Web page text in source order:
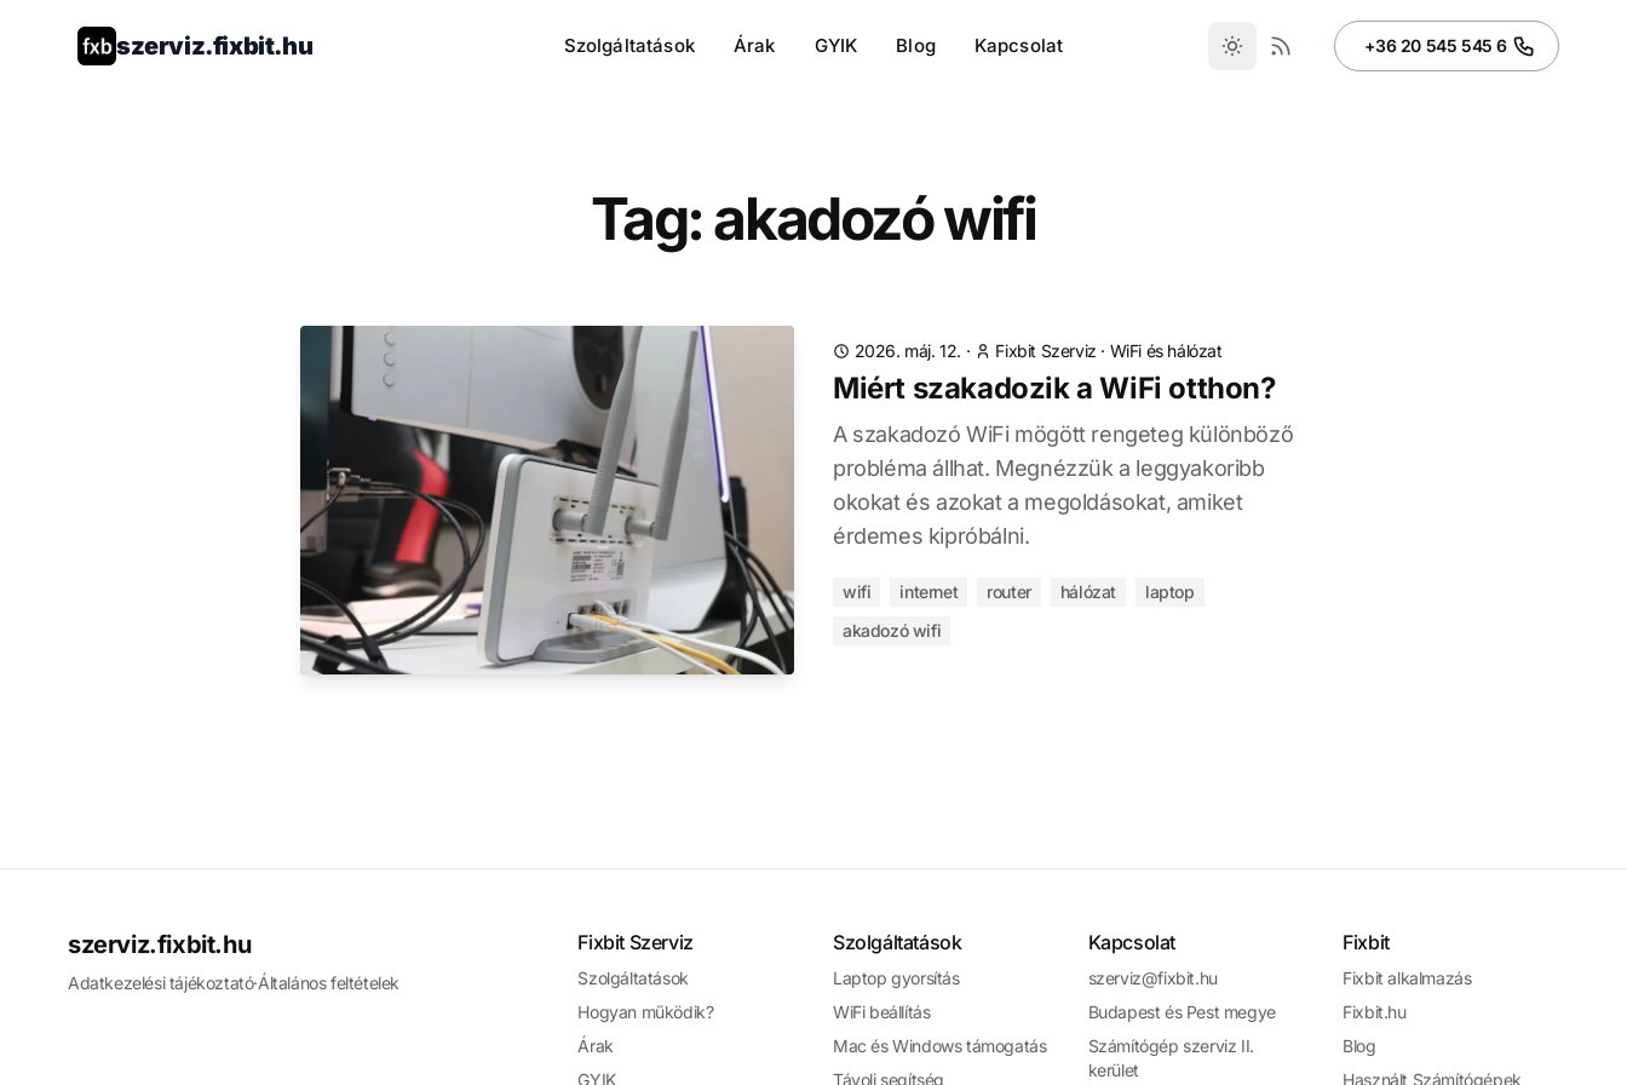
szerviz.fixbit.hu Szolgáltatások Árak GYIK Blog Kapcsolat +36 20 545 545 6
Tag: akadozó wifi
2026. máj. 12. · Fixbit Szerviz · WiFi és hálózat
Miért szakadozik a WiFi otthon?
A szakadozó WiFi mögött rengeteg különböző
probléma állhat. Megnézzük a leggyakoribb
okokat és azokat a megoldásokat, amiket
érdemes kipróbálni.
wifi internet router hálózat
laptop
akadozó wifi
szerviz.fixbit.hu
Adatkezelési tájékoztató·Általános feltételek
Fixbit Szerviz
Szolgáltatások
Hogyan működik?
Árak
GYIK
Szolgáltatások
Laptop gyorsítás
WiFi beállítás
Mac és Windows támogatás
Távoli segítség
Kapcsolat
szerviz@fixbit.hu
Budapest és Pest megye
Számítógép szerviz II.
kerület
Fixbit
Fixbit alkalmazás
Fixbit.hu
Blog
Használt Számítógépek